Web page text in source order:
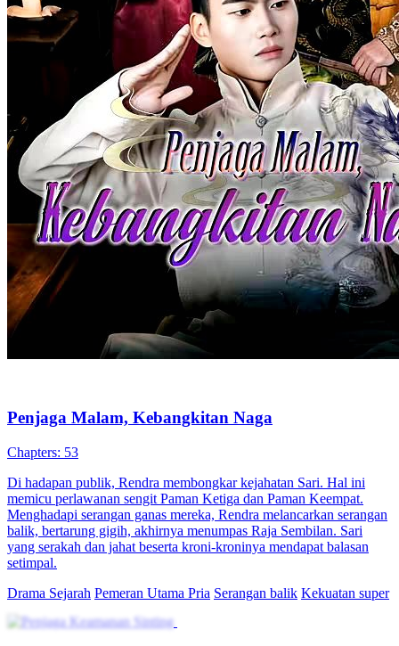
TycoonPemeran Utama PriaSerangan balik
Kebangkitan Putri Kaya
Setelah keluarganya hancur akibat pengkhianatan pria ambisius dan
pembantu, Indah selamat dari serangan brutal lalu menghilang.
Enam bulan kemudian, ia kembali dengan identitas baru sebagai
guru privat. Bersama kakaknya yang menjadi otak di balik layar,
Indah bangkit untuk membalas dendam dan mengungkap
kebenaran.
Pemeran Utama Wanita KuatRomansaPertumbuhan Wanita
Jadi Pangeran di Dunia Film
101 Episodes
Raden Arya Pradipta terlahir kembali di masa lalu sebagai seorang
memimpin serangan balik yang menentukan nasib negeri-negeri di
sekitarnya.
Kelahiran kembali
Cinta Tersembunyi di Balik Kebencian
81 Episodes
dengan miliarder Seno. Hamil, ia dipaksa Yeri minta u...Tonton
Temukan lebih banyak drama populer.